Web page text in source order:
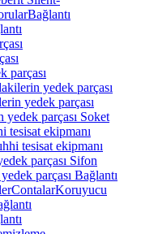
Bağlantı
parçası
yedek parçası
yedek parçası
yedek parçası Soket
tesisat ekipmanı
tesisat ekipmanı
parçası Sifon
parçası Bağlantı
ContalarKoruyucu